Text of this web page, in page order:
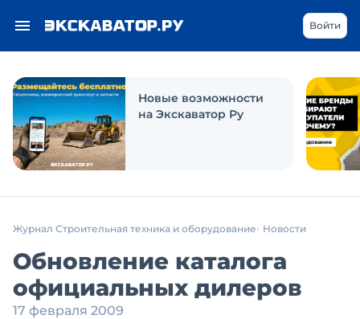
Войти
Новые возможности
на Экскаватор Ру
Журнал Строительная техника и оборудование Новости
Обновление каталога
официальных дилеров
17 февраля 2009